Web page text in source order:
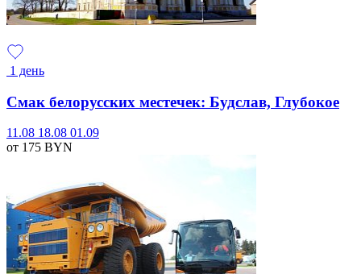
1 день
Смак белорусских местечек: Будслав, Глубокое
11.08 18.08 01.09
от 175 BYN